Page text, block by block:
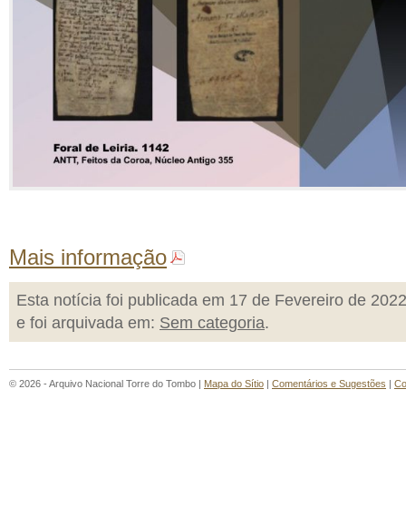
Mais informação
Esta notícia foi publicada em 17 de Fevereiro de 2022
e foi arquivada em: Sem categoria.
© 2026 - Arquivo Nacional Torre do Tombo | Mapa do Sítio | Comentários e Sugestões |